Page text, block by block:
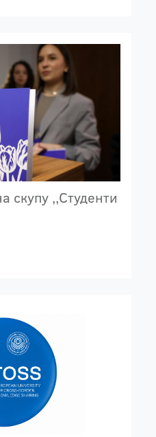
скупу ,,Студенти